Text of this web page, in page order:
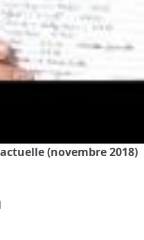
(novembre 2018)